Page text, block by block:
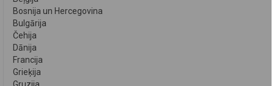
Bosnija un Hercegovina
Bulgārija
Čehija
Dānija
Francija
Grieķija